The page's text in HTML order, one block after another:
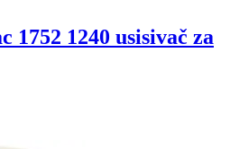
1752 1240 usisivač za